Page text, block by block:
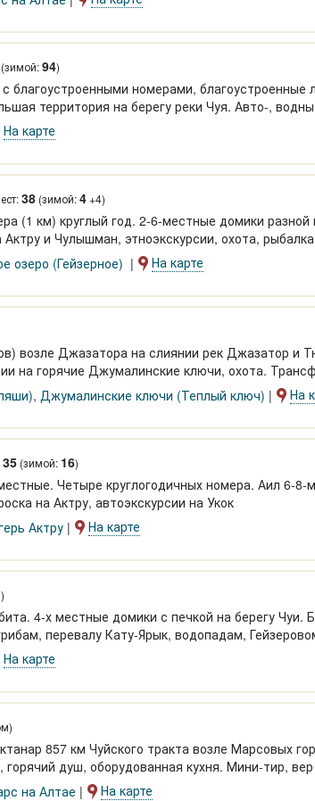
(зимой:94)
благоустроенными номерами, благоустроенные
территория на берегу реки Чуя. Авто-,
для йоги 120 м2, банкетный зал.
На карте
38 (зимой:4+4)
(1 км) круглый год. 2-6-местные домики
и Чулышман, этноэкскурсии, охота,
озеро (Гейзерное) На карте
возле Джазатора на слиянии рек Джазатор и
на горячие Джумалинские ключи, охота.
, Джумалинские ключи (Теплый ключ) На
35 (зимой: 16)
Четыре круглогодичных номера. Аил 6-8-
на Актру, автоэкскурсии на Укок
Актру На карте
4-х местные домики с печкой на берегу Чуи.
перевалу Кату-Ярык, водопадам,
На карте
857 км Чуйского тракта возле Марсовых
душ, оборудованная кухня. Мини-тир,
на Алтае На карте